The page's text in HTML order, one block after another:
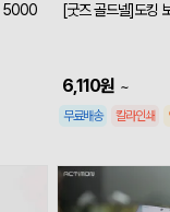
[굿즈 골드넬]도킹
6,110원 ~
무료배송 칼라인쇄